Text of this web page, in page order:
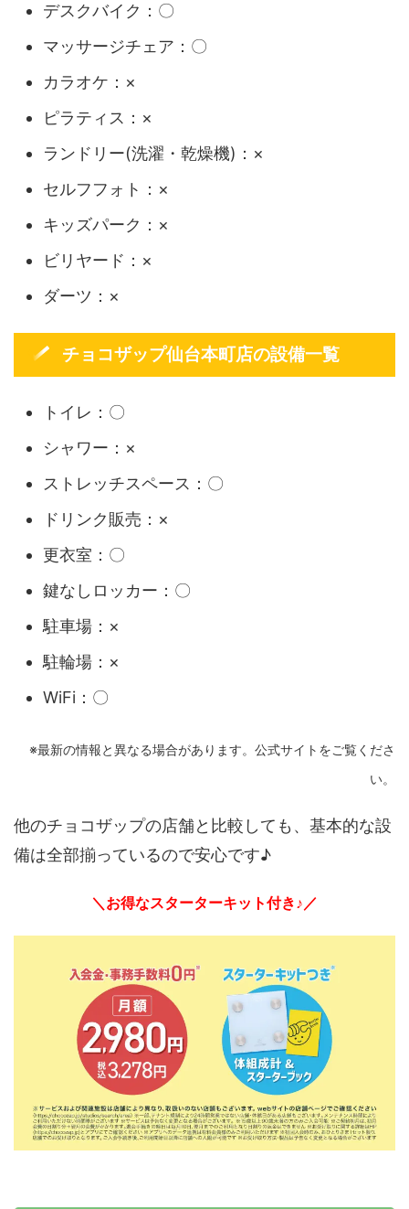
デスクバイク：〇
マッサージチェア：〇
カラオケ：×
ピラティス：×
ランドリー(洗濯・乾燥機)：×
セルフフォト：×
キッズパーク：×
ビリヤード：×
ダーツ：×
チョコザップ仙台本町店の設備一覧
トイレ：〇
シャワー：×
ストレッチスペース：〇
ドリンク販売：×
更衣室：〇
鍵なしロッカー：〇
駐車場：×
駐輪場：×
WiFi：〇
※最新の情報と異なる場合があります。公式サイトをご覧くださ
い。
他のチョコザップの店舗と比較しても、基本的な設
備は全部揃っているので安心です♪
＼お得なスターターキット付き♪／